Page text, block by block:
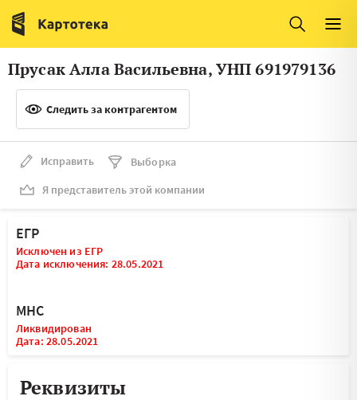
Италия
Люксембург
Литва
Нидерланды
Прусак Алла Васильевна, УНП 691979136
Следить за контрагентом
Исправить
Выборка
Я представитель этой компании
ЕГР
Исключен из ЕГР
Дата исключения: 28.05.2021
МНС
Ликвидирован
Дата: 28.05.2021
Реквизиты